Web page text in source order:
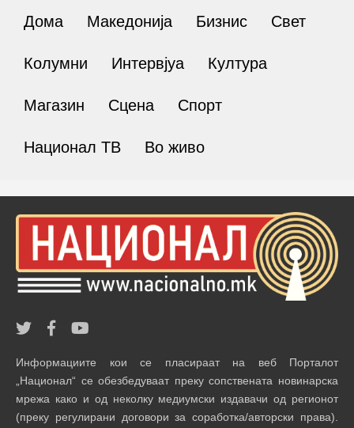
Дома Македонија Бизнис Свет
Колумни Интервјуа Култура
Магазин Сцена Спорт
Национал ТВ Во живо
Информациите кои се пласираат на веб Порталот
„Национал“ се обезбедуваат преку сопствената новинарска
мрежа како и од неколку медиумски издавачи од регионот
(преку регулирани договори за соработка/авторски права).